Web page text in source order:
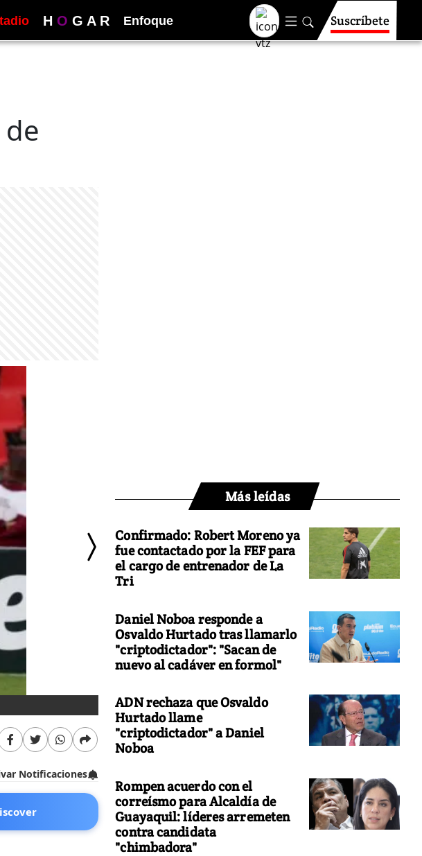
H O G A R Enfoque Suscríbete
REUTERS
Notificaciones
Más leídas
Confirmado: Robert Moreno ya
fue contactado por la FEF para
el cargo de entrenador de La
Tri
Daniel Noboa responde a
Osvaldo Hurtado tras llamarlo
"criptodictador": "Sacan de
nuevo al cadáver en formol"
ADN rechaza que Osvaldo
Hurtado llame
"criptodictador" a Daniel
Noboa
Rompen acuerdo con el
correísmo para Alcaldía de
Guayaquil: líderes arremeten
contra candidata
"chimbadora"